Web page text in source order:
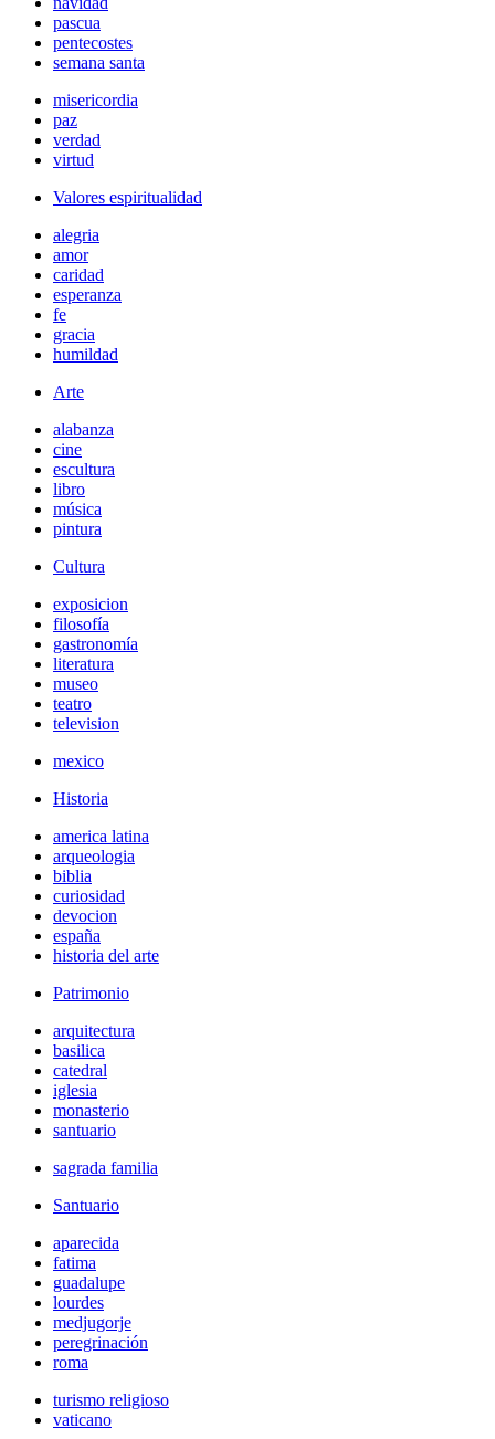
pascua
pentecostes
semana santa
misericordia
paz
verdad
virtud
Valores espiritualidad
alegria
amor
caridad
esperanza
fe
gracia
humildad
Arte
alabanza
cine
escultura
libro
música
pintura
Cultura
exposicion
filosofía
gastronomía
literatura
museo
teatro
television
mexico
Historia
america latina
arqueologia
biblia
curiosidad
devocion
españa
historia del arte
Patrimonio
arquitectura
basilica
catedral
iglesia
monasterio
santuario
sagrada familia
Santuario
aparecida
fatima
guadalupe
lourdes
medjugorje
peregrinación
roma
turismo religioso
vaticano